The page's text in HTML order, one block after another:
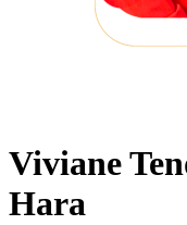
Viviane
Hara